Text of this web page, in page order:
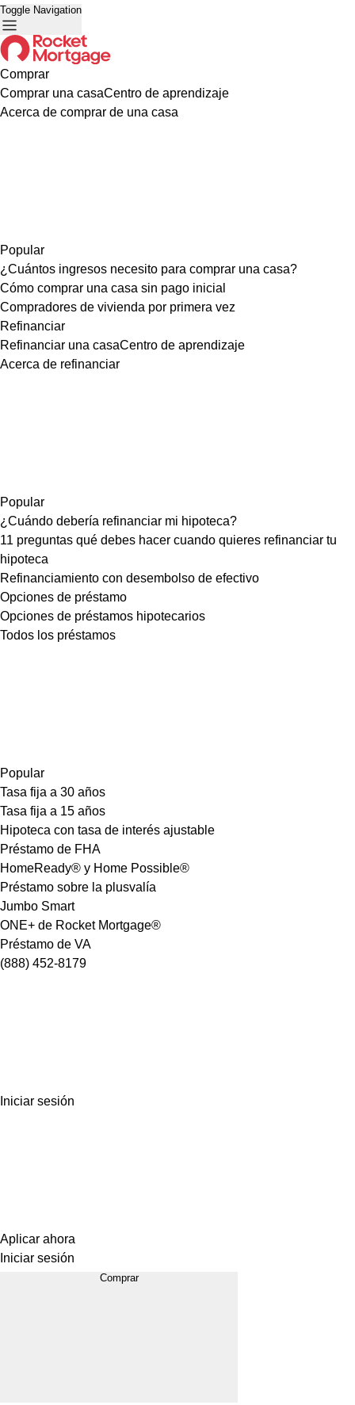
Toggle Navigation
Comprar
Comprar una casaCentro de aprendizaje
Acerca de comprar de una casa
Popular
¿Cuántos ingresos necesito para comprar una casa?
Cómo comprar una casa sin pago inicial
Compradores de vivienda por primera vez
Refinanciar
Refinanciar una casaCentro de aprendizaje
Acerca de refinanciar
Popular
¿Cuándo debería refinanciar mi hipoteca?
11 preguntas qué debes hacer cuando quieres refinanciar tu
hipoteca
Refinanciamiento con desembolso de efectivo
Opciones de préstamo
Opciones de préstamos hipotecarios
Todos los préstamos
Popular
Tasa fija a 30 años
Tasa fija a 15 años
Hipoteca con tasa de interés ajustable
Préstamo de FHA
HomeReady® y Home Possible®
Préstamo sobre la plusvalía
Jumbo Smart
ONE+ de Rocket Mortgage®
Préstamo de VA
(888) 452-8179
Iniciar sesión
Aplicar ahora
Iniciar sesión
Comprar